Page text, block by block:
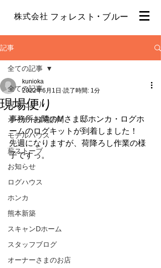
ブルー
株式会社 フォレスト ・
記事
全ての記事
現場だより
オーナー様宅訪問
モデルハウス
薪ストーブ
お知らせ
ログハウス
ホンカ
熊本新築
スキャンDホーム
スタッフブログ
オーナーさまのお店
全ての記事
現場便り
kunioka
2022年6月1日 読了時間: 1分
事務所お隣のMさま邸ホンカ・ログホ
ームのログキットが到着しました！
先週になりますが、荷降ろし作業の様
子ですっ。